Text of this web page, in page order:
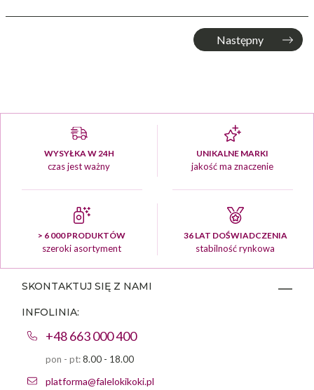
Następny
WYSYŁKA W 24H
czas jest ważny
UNIKALNE MARKI
jakość ma znaczenie
> 6 000 PRODUKTÓW
szeroki asortyment
36 LAT DOŚWIADCZENIA
stabilność rynkowa
SKONTAKTUJ SIĘ Z NAMI
INFOLINIA:
+48 663 000 400
pon - pt:8.00 - 18.00
platforma@falelokikoki.pl